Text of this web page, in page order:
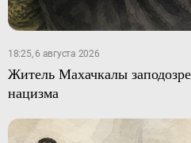
18:25, 6 августа 2026
Житель Махачкалы
нацизма